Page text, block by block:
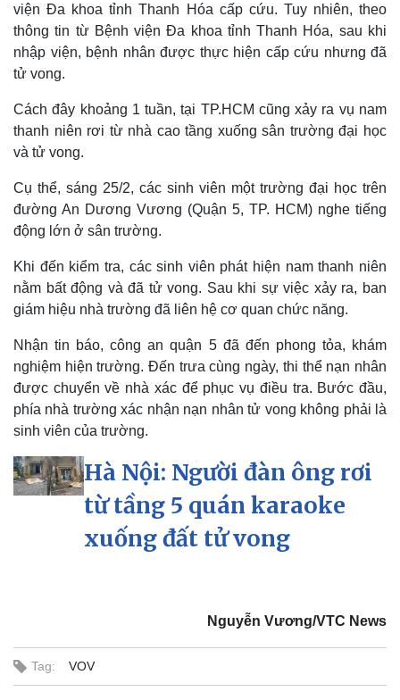
Thế giới
Quan sát
Cuộc sống đó đây
Hồ sơ
Multimedia
Video
Infographic
Thị trường
Chứng khoán
Giá cà phê
viện Đa khoa tỉnh Thanh Hóa cấp cứu. Tuy nhiên, theo
thông tin từ Bệnh viện Đa khoa tỉnh Thanh Hóa, sau khi
nhập viện, bệnh nhân được thực hiện cấp cứu nhưng đã
tử vong.
Cách đây khoảng 1 tuần, tại TP.HCM cũng xảy ra vụ nam
thanh niên rơi từ nhà cao tầng xuống sân trường đại học
và tử vong.
Cụ thể, sáng 25/2, các sinh viên một trường đại học trên
đường An Dương Vương (Quận 5, TP. HCM) nghe tiếng
động lớn ở sân trường.
Khi đến kiểm tra, các sinh viên phát hiện nam thanh niên
nằm bất động và đã tử vong. Sau khi sự việc xảy ra, ban
giám hiệu nhà trường đã liên hệ cơ quan chức năng.
Nhận tin báo, công an quận 5 đã đến phong tỏa, khám
nghiệm hiện trường. Đến trưa cùng ngày, thi thể nạn nhân
được chuyển về nhà xác để phục vụ điều tra. Bước đầu,
phía nhà trường xác nhận nạn nhân tử vong không phải là
sinh viên của trường.
Hà Nội: Người đàn ông rơi
từ tầng 5 quán karaoke
xuống đất tử vong
Nguyễn Vương/VTC News
Tag: VOV